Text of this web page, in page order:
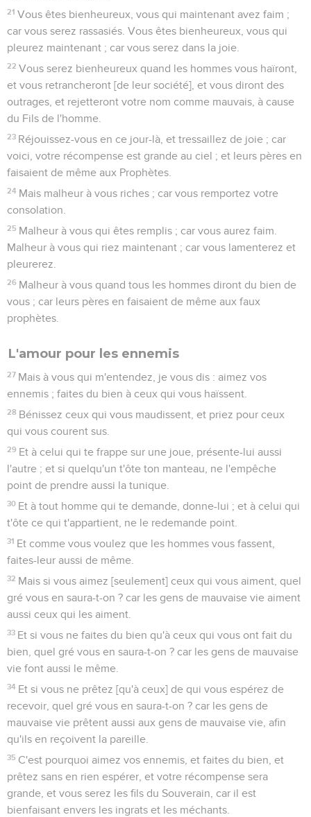
21 Vous êtes bienheureux, vous qui maintenant avez faim ;
car vous serez rassasiés. Vous êtes bienheureux, vous qui
pleurez maintenant ; car vous serez dans la joie.
22 Vous serez bienheureux quand les hommes vous haïront,
et vous retrancheront [de leur société], et vous diront des
outrages, et rejetteront votre nom comme mauvais, à cause
du Fils de l'homme.
23 Réjouissez-vous en ce jour-là, et tressaillez de joie ; car
voici, votre récompense est grande au ciel ; et leurs pères en
faisaient de même aux Prophètes.
24 Mais malheur à vous riches ; car vous remportez votre
consolation.
25 Malheur à vous qui êtes remplis ; car vous aurez faim.
Malheur à vous qui riez maintenant ; car vous lamenterez et
pleurerez.
26 Malheur à vous quand tous les hommes diront du bien de
vous ; car leurs pères en faisaient de même aux faux
prophètes.
L'amour pour les ennemis
27 Mais à vous qui m'entendez, je vous dis : aimez vos
ennemis ; faites du bien à ceux qui vous haïssent.
28 Bénissez ceux qui vous maudissent, et priez pour ceux
qui vous courent sus.
29 Et à celui qui te frappe sur une joue, présente-lui aussi
l'autre ; et si quelqu'un t'ôte ton manteau, ne l'empêche
point de prendre aussi la tunique.
30 Et à tout homme qui te demande, donne-lui ; et à celui qui
t'ôte ce qui t'appartient, ne le redemande point.
31 Et comme vous voulez que les hommes vous fassent,
faites-leur aussi de même.
32 Mais si vous aimez [seulement] ceux qui vous aiment, quel
gré vous en saura-t-on ? car les gens de mauvaise vie aiment
aussi ceux qui les aiment.
33 Et si vous ne faites du bien qu'à ceux qui vous ont fait du
bien, quel gré vous en saura-t-on ? car les gens de mauvaise
vie font aussi le même.
34 Et si vous ne prêtez [qu'à ceux] de qui vous espérez de
recevoir, quel gré vous en saura-t-on ? car les gens de
mauvaise vie prêtent aussi aux gens de mauvaise vie, afin
qu'ils en reçoivent la pareille.
35 C'est pourquoi aimez vos ennemis, et faites du bien, et
prêtez sans en rien espérer, et votre récompense sera
grande, et vous serez les fils du Souverain, car il est
bienfaisant envers les ingrats et les méchants.